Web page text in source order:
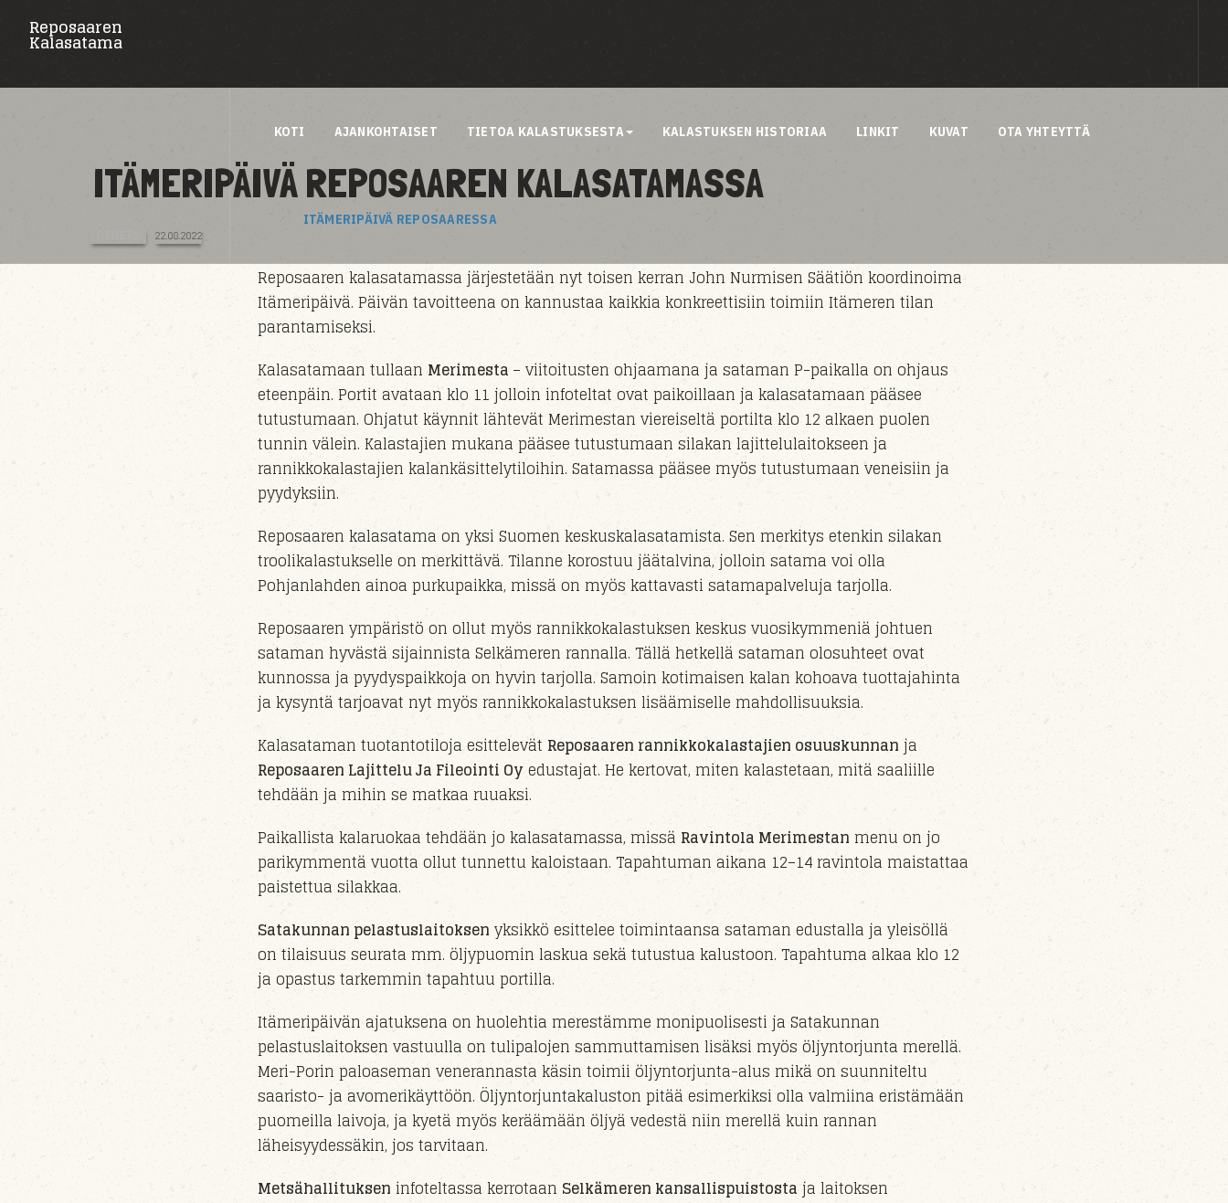
Reposaaren
Kalasatama
KOTI AJANKOHTAISET TIETOA KALASTUKSESTA KALASTUKSEN HISTORIAA LINKIT KUVAT OTA YHTEYTTÄ
ITÄMERIPÄIVÄ REPOSAARESSA
ITÄMERIPÄIVÄ REPOSAAREN KALASATAMASSA
22.08.2022
Reposaaren kalasatamassa järjestetään nyt toisen kerran John Nurmisen Säätiön koordinoima
Itämeripäivä. Päivän tavoitteena on kannustaa kaikkia konkreettisiin toimiin Itämeren tilan
parantamiseksi.
Kalasatamaan tullaan Merimesta – viitoitusten ohjaamana ja sataman P-paikalla on ohjaus
eteenpäin. Portit avataan klo 11 jolloin infoteltat ovat paikoillaan ja kalasatamaan pääsee
tutustumaan. Ohjatut käynnit lähtevät Merimestan viereiseltä portilta klo 12 alkaen puolen
tunnin välein. Kalastajien mukana pääsee tutustumaan silakan lajittelulaitokseen ja
rannikkokalastajien kalankäsittelytiloihin. Satamassa pääsee myös tutustumaan veneisiin ja
pyydyksiin.
Reposaaren kalasatama on yksi Suomen keskuskalasatamista. Sen merkitys etenkin silakan
troolikalastukselle on merkittävä. Tilanne korostuu jäätalvina, jolloin satama voi olla
Pohjanlahden ainoa purkupaikka, missä on myös kattavasti satamapalveluja tarjolla.
Reposaaren ympäristö on ollut myös rannikkokalastuksen keskus vuosikymmeniä johtuen
sataman hyvästä sijainnista Selkämeren rannalla. Tällä hetkellä sataman olosuhteet ovat
kunnossa ja pyydyspaikkoja on hyvin tarjolla. Samoin kotimaisen kalan kohoava tuottajahinta
ja kysyntä tarjoavat nyt myös rannikkokalastuksen lisäämiselle mahdollisuuksia.
Kalasataman tuotantotiloja esittelevät Reposaaren rannikkokalastajien osuuskunnan ja
Reposaaren Lajittelu Ja Fileointi Oy edustajat. He kertovat, miten kalastetaan, mitä saaliille
tehdään ja mihin se matkaa ruuaksi.
Paikallista kalaruokaa tehdään jo kalasatamassa, missä Ravintola Merimestan menu on jo
parikymmentä vuotta ollut tunnettu kaloistaan. Tapahtuman aikana 12–14 ravintola maistattaa
paistettua silakkaa.
Satakunnan pelastuslaitoksen yksikkö esittelee toimintaansa sataman edustalla ja yleisöllä
on tilaisuus seurata mm. öljypuomin laskua sekä tutustua kalustoon. Tapahtuma alkaa klo 12
ja opastus tarkemmin tapahtuu portilla.
Itämeripäivän ajatuksena on huolehtia merestämme monipuolisesti ja Satakunnan
pelastuslaitoksen vastuulla on tulipalojen sammuttamisen lisäksi myös öljyntorjunta merellä.
Meri-Porin paloaseman venerannasta käsin toimii öljyntorjunta-alus mikä on suunniteltu
saaristo- ja avomerikäyttöön. Öljyntorjuntakaluston pitää esimerkiksi olla valmiina eristämään
puomeilla laivoja, ja kyetä myös keräämään öljyä vedestä niin merellä kuin rannan
läheisyydessäkin, jos tarvitaan.
Metsähallituksen infoteltassa kerrotaan Selkämeren kansallispuistosta ja laitoksen